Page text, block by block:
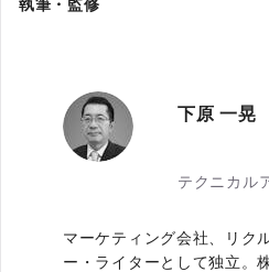
執筆・監修
下原 一晃
テクニカル
マーケティング会社、リク
ー・ライターとして独立。